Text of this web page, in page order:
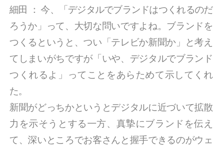
細田 ：今、「デジタルでブランドはつくれるのだ
ろうか」って、大切な問いですよね。ブランドを
つくるというと、つい「テレビか新聞か」と考え
てしまいがちですが「いや、デジタルでブランド
つくれるよ」ってことをあらためて示してくれ
た。
新聞がどっちかというとデジタルに近づいて拡散
力を示そうとする一方、真摯にブランドを伝え
て、深いところでお客さんと握手できるのがウェ